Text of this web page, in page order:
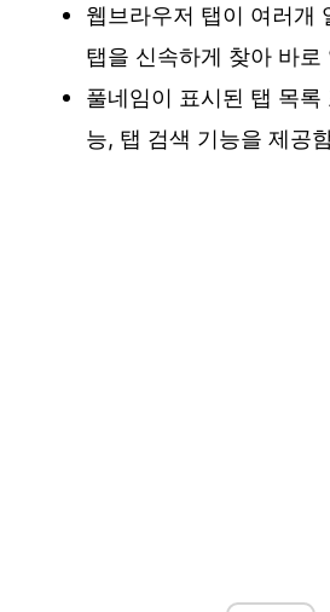
웹브라우저 탭이 여러개
탭을 신속하게 찾아 바로
풀네임이 표시된 탭 목록
능, 탭 검색 기능을 제공